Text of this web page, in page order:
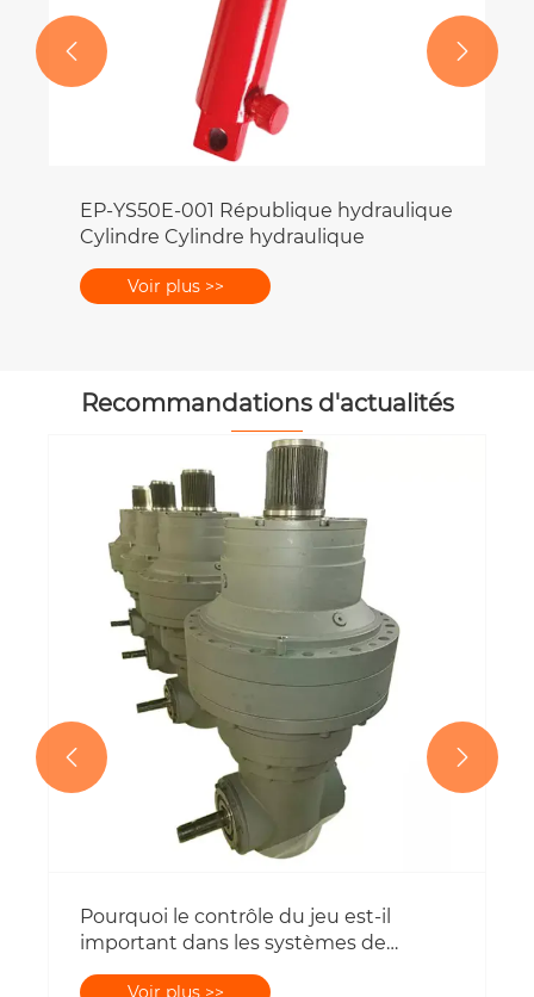
 
Recommandations d'actualités
Quelles sont les principales
caractéristiques d’un engrenage de
haute précision ?
Voir plus >>
 